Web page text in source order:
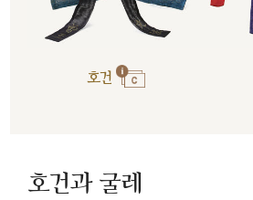
호건
호건과 굴레